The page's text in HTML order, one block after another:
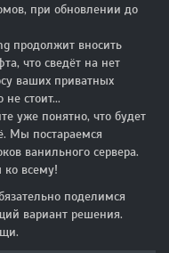
при обновлении до
продолжит вносить
что сведёт на нет
ваших приватных
не стоит...
уже понятно, что будет
Мы постараемся
ванильного сервера.
ко всему!
поделимся
вариант решения.